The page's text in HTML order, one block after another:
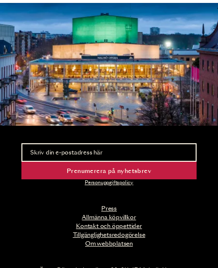
Press
Allmänna köpvillkor
Kontakt och öppettider
Tillgänglighetsredogörelse
Om webbplatsen
Nyhetsbrev
Ta del av förhandsinformation och biljettsläpp.
Prenumerera på nyhetsbrev
Personuppgiftspolicy